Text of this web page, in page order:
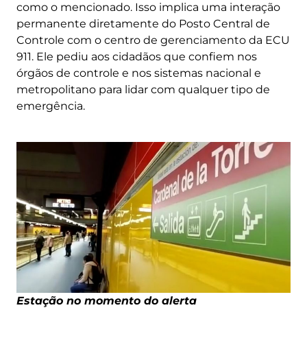
como o mencionado. Isso implica uma interação
permanente diretamente do Posto Central de
Controle com o centro de gerenciamento da ECU
911. Ele pediu aos cidadãos que confiem nos
órgãos de controle e nos sistemas nacional e
metropolitano para lidar com qualquer tipo de
emergência.
Estação no momento do alerta